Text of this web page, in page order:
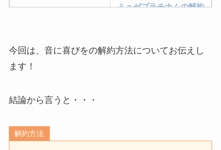
ミュゼプラチナムの解約
レミノの解約方法まと
今回は、音に喜びをの解約方法についてお伝えし
ます！
結論から言うと・・・
解約方法